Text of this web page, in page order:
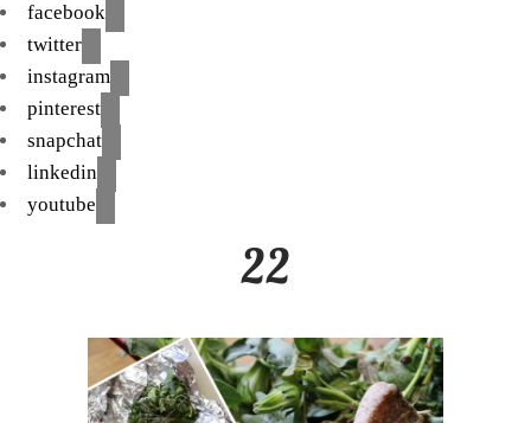
facebook
twitter
instagram
pinterest
snapchat
linkedin
youtube
22